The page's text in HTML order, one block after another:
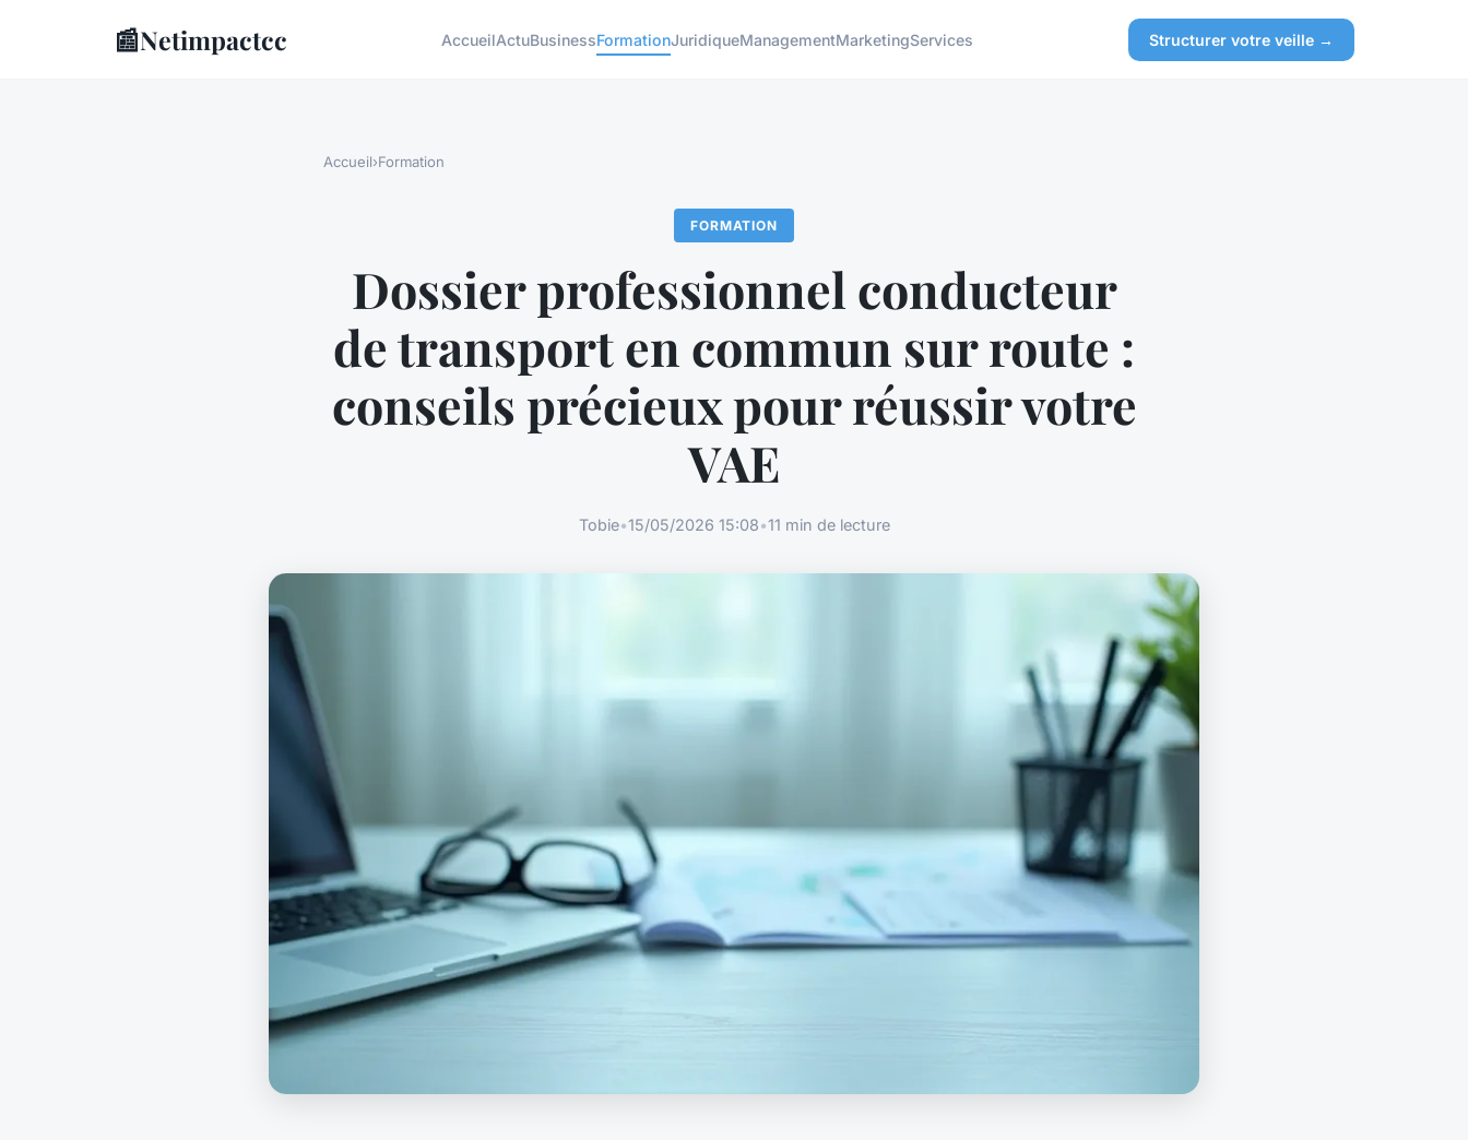
📰Netimpactcc AccueilActuBusinessFormationJuridiqueManagementMarketingServices Structurer votre veille →
Accueil›Formation
FORMATION
Dossier professionnel conducteur
de transport en commun sur route :
conseils précieux pour réussir votre
VAE
Tobie•15/05/2026 15:08•11 min de lecture